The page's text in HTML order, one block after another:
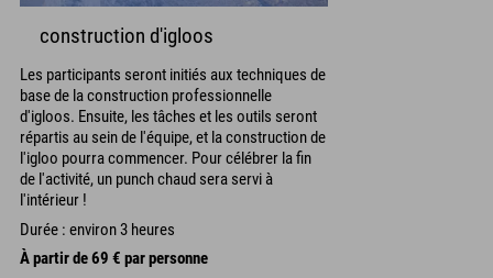
construction d'igloos
Les participants seront initiés aux techniques de
base de la construction professionnelle
d'igloos. Ensuite, les tâches et les outils seront
répartis au sein de l'équipe, et la construction de
l'igloo pourra commencer. Pour célébrer la fin
de l'activité, un punch chaud sera servi à
l'intérieur !
Durée : environ 3 heures
À partir de 69 € par personne